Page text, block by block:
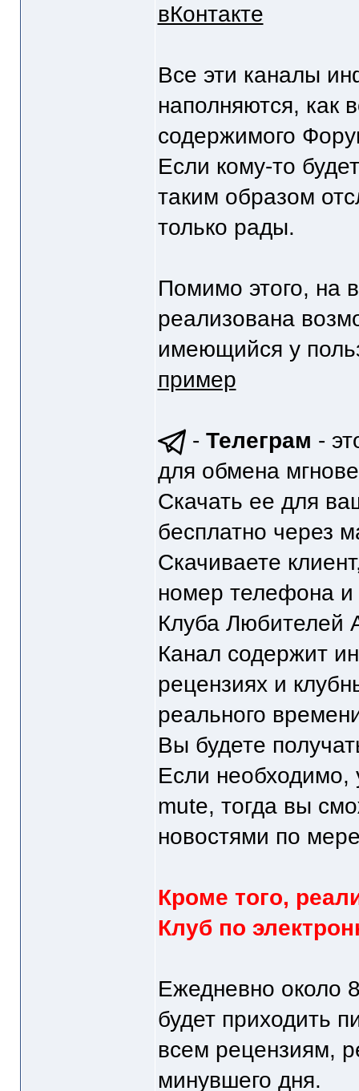
вКонтакте
Все эти каналы
наполняются, как
содержимого
Если кому-то
таким образом
только рады.
Помимо этого, на
реализована
имеющийся у
пример
- Телеграм -
для обмена
Скачать ее для
бесплатно через
Скачиваете
номер телефона
Клуба Любителей
Канал содержит
рецензиях и
реального
Вы будете
Если необходимо,
mute, тогда вы
новостями по
Кроме того,
Клуб по
Ежедневно около
будет приходить
всем рецензиям,
минувшего дня.